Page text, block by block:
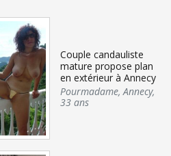
Couple candauliste
mature propose plan
en extérieur à Annecy
Pourmadame,Annecy,
33 ans